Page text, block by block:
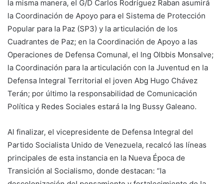
la misma manera, el G/D Carlos Rodríguez Raban asumirá
la Coordinación de Apoyo para el Sistema de Protección
Popular para la Paz (SP3) y la articulación de los
Cuadrantes de Paz; en la Coordinación de Apoyo a las
Operaciones de Defensa Comunal, el Ing Olbbis Monsalve;
la Coordinación para la articulación con la Juventud en la
Defensa Integral Territorial el joven Abg Hugo Chávez
Terán; por último la responsabilidad de Comunicación
Política y Redes Sociales estará la Ing Bussy Galeano.
Al finalizar, el vicepresidente de Defensa Integral del
Partido Socialista Unido de Venezuela, recalcó las líneas
principales de esta instancia en la Nueva Época de
Transición al Socialismo, donde destacan: “la